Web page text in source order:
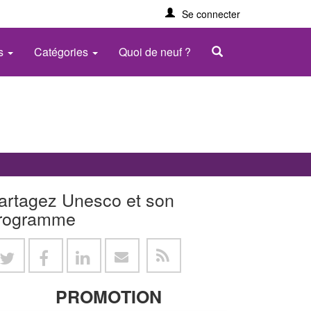
Se connecter
Catégories Quoi de neuf ?
Unesco et son
PROMOTION